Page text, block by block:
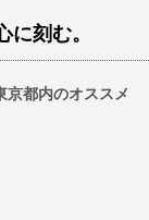
刻む。
都内のオススメ